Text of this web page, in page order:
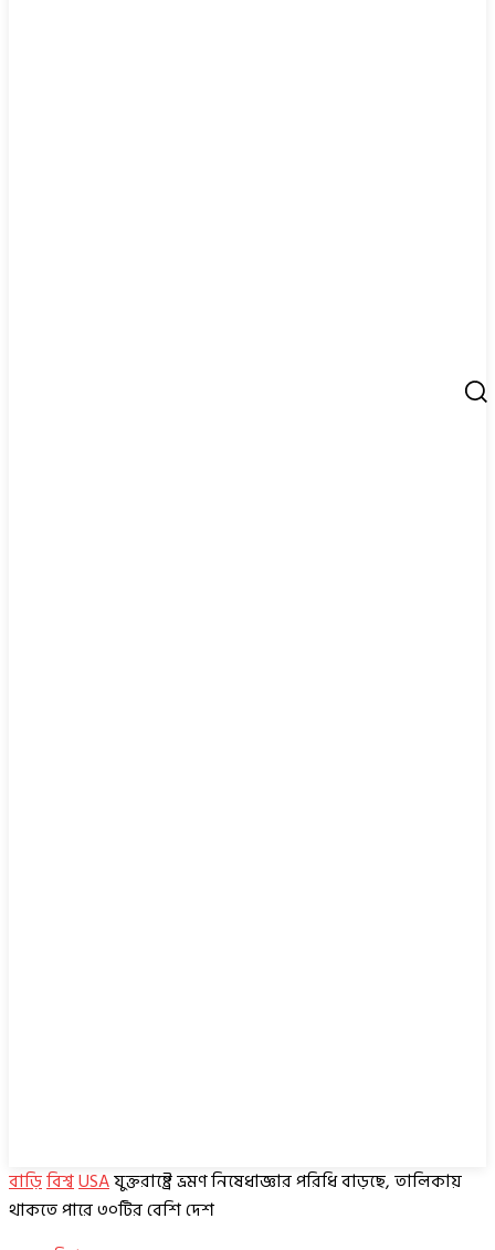
বাড়িবিশ্বUSAযুক্তরাষ্ট্রে ভ্রমণ নিষেধাজ্ঞার পরিধি বাড়ছে, তালিকায়
থাকতে পারে ৩০টির বেশি দেশ